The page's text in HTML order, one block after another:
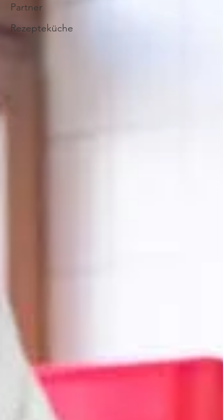
Partner
Rezepteküche